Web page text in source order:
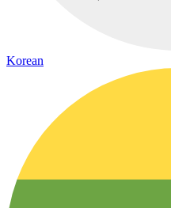
Korean